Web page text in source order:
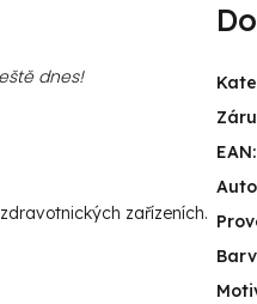
dnes!
zařízeních.
EAN: